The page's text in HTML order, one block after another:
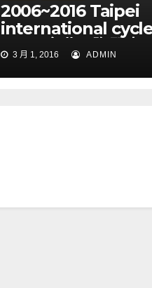
2006~2016 Taipei
international
show台北國際單車展
3 月 1, 2016 ADMIN